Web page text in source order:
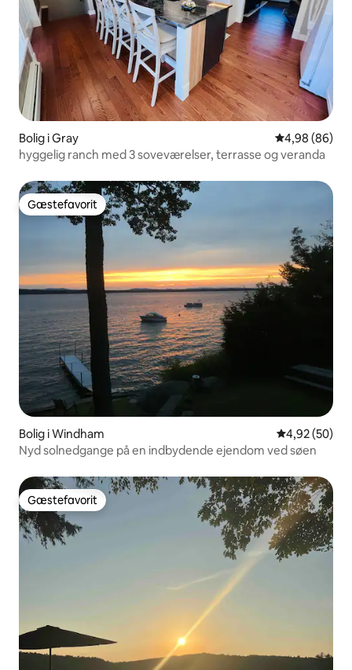
Bolig i Gray 4,98 ud af 5 i
4,98 (86)
hyggelig ranch med 3 soveværelser, terrasse og veranda
Gæstefavorit
Gæstefavorit
Bolig i Windham 4,92 ud af 5 i
4,92 (50)
Nyd solnedgange på en indbydende ejendom ved søen
Gæstefavorit
Gæstefavorit